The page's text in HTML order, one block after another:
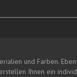
und Farben.
Ihnen ein